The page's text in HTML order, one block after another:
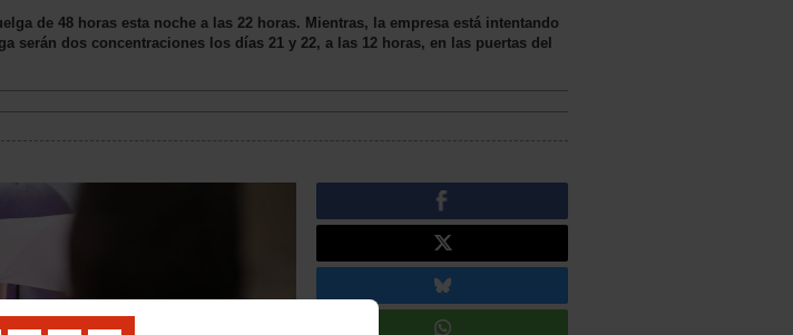
de 48 horas esta noche a las 22 horas. Mientras, la empresa está intentando
dos concentraciones los días 21 y 22, a las 12 horas, en las puertas del